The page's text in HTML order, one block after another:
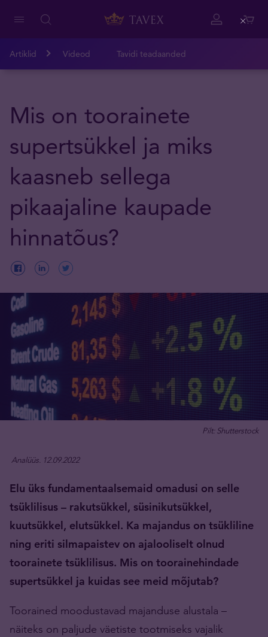
Artiklid Videod Tavidi teadaanded
Mis on toorainete
supertsükkel ja miks
kaasneb sellega
pikaajaline kaupade
hinnatõus?
Pilt: Shutterstock
Analüüs. 12.09.2022
Elu üks fundamentaalsemaid omadusi on selle
tsüklilisus – rakutsükkel, süsinikutsükkel,
kuutsükkel, elutsükkel. Ka majandus on tsükliline
ning eriti silmapaistev on ajalooliselt olnud
toorainete tsüklilisus. Mis on toorainehindade
supertsükkel ja kuidas see meid mõjutab?
Toorained moodustavad majanduse alustala –
näiteks on paljude väetiste tootmiseks vajalik
Close